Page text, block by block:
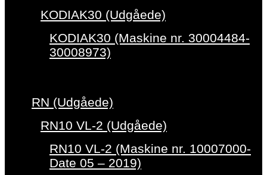
KODIAK30 (Udgåede)
KODIAK30 (Maskine nr. 30004484-
30008973)
RN (Udgåede)
RN10 VL-2 (Udgåede)
RN10 VL-2 (Maskine nr. 10007000-
Date 05 – 2019)